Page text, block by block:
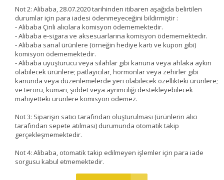
Not 2: Alibaba, 28.07.2020 tarihinden itibaren aşağıda belirtilen
durumlar için para iadesi ödenmeyeceğini bildirmiştir :
- Alibaba Çinli alıcılara komisyon ödememektedir.
- Alibaba e-sigara ve aksesuarlarına komisyon ödememektedir.
- Alibaba sanal ürünlere (örneğin hediye kartı ve kupon gibi)
komisyon ödememektedir.
- Alibaba uyuşturucu veya silahlar gibi kanuna veya ahlaka aykırı
olabilecek ürünlere; patlayıcılar, hormonlar veya zehirler gibi
kanunda veya düzenlemelerde yeri olabilecek özellikteki ürünlere;
ve terörü, kumarı, şiddet veya ayrımcılığı destekleyebilecek
mahiyetteki ürünlere komisyon ödemez.
Not 3: Siparişin satıcı tarafından oluşturulması (ürünlerin alıcı
tarafından sepete atılması) durumunda otomatik takip
gerçekleşmemektedir.
Not 4: Alibaba, otomatik takip edilmeyen işlemler için para iade
sorgusu kabul etmemektedir.